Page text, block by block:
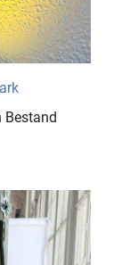
Bestand